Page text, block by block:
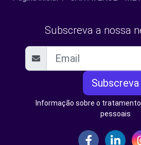
Subscreva a nossa
Subscreva
Informação sobre o
pessoais